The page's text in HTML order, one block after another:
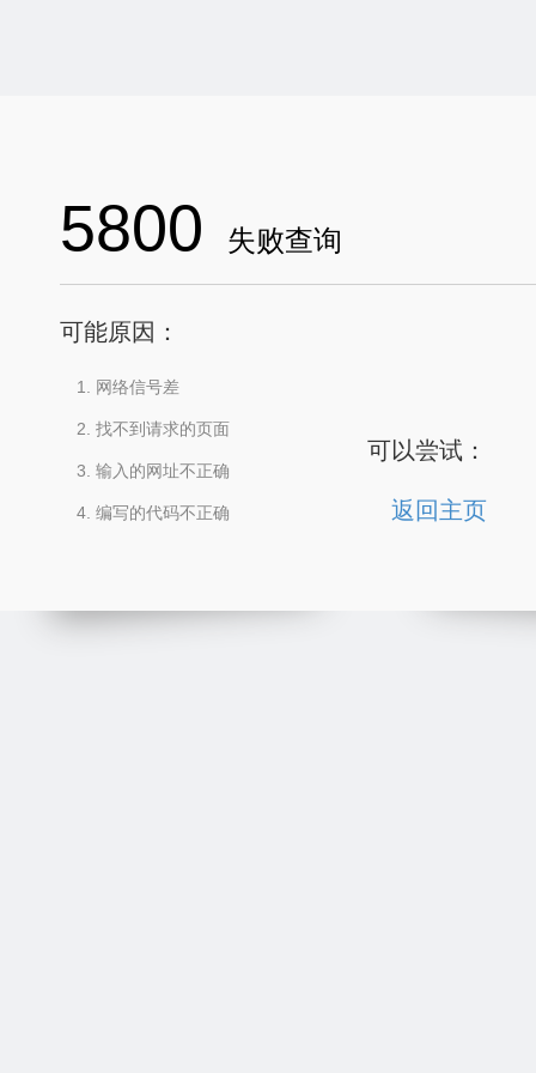
5800 失败查询
可能原因：
网络信号差
找不到请求的页面
输入的网址不正确
编写的代码不正确
可以尝试：
返回主页